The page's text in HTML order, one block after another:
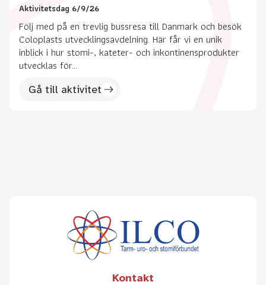
Aktivitetsdag 6/9/26
Följ med på en trevlig bussresa till Danmark och besök
Coloplasts utvecklingsavdelning. Här får vi en unik
inblick i hur stomi-, kateter- och inkontinensprodukter
utvecklas för...
Gå till aktivitet
Kontakt